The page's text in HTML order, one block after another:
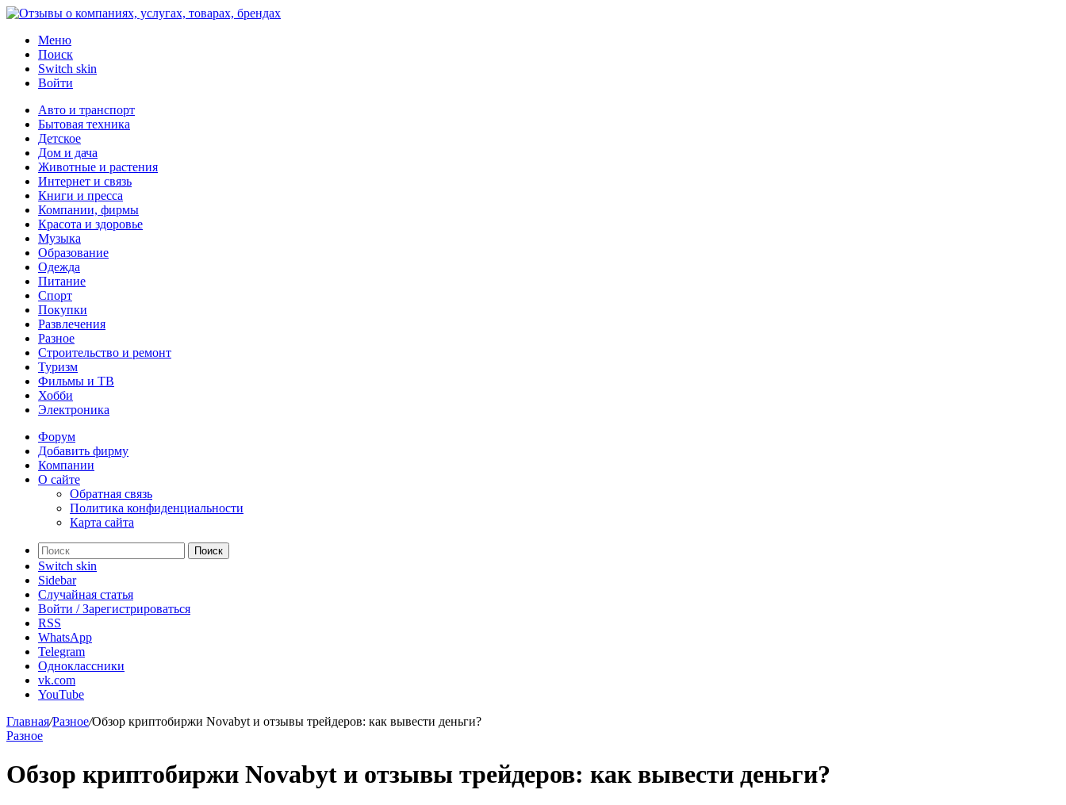
Меню
Поиск
Switch skin
Войти
Авто и транспорт
Бытовая техника
Детское
Дом и дача
Животные и растения
Интернет и связь
Книги и пресса
Компании, фирмы
Красота и здоровье
Музыка
Образование
Одежда
Питание
Спорт
Покупки
Развлечения
Разное
Строительство и ремонт
Туризм
Фильмы и ТВ
Хобби
Электроника
Форум
Добавить фирму
Компании
О сайте
Обратная связь
Политика конфиденциальности
Карта сайта
Поиск
Switch skin
Sidebar
Случайная статья
Войти / Зарегистрироваться
RSS
WhatsApp
Telegram
Одноклассники
vk.com
YouTube
Главная/Разное/Обзор криптобиржи Novabyt и отзывы трейдеров: как вывести деньги?
Разное
Обзор криптобиржи Novabyt и отзывы трейдеров: как вывести деньги?